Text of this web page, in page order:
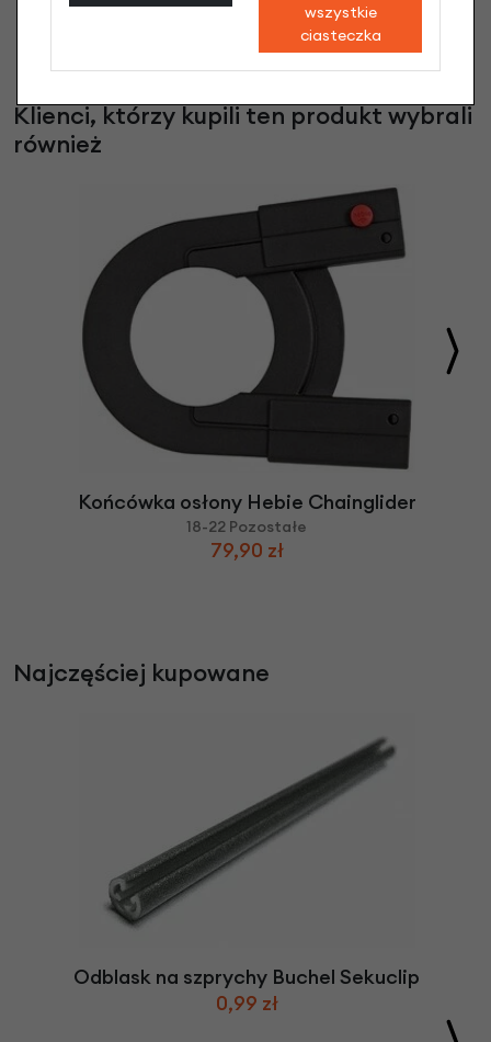
Klienci, którzy kupili ten produkt wybrali
również
Końcówka osłony Hebie Chainglider
18-22 Pozostałe
79,90 zł
Najczęściej kupowane
Odblask na szprychy Buchel Sekuclip
0,99 zł
wszystkie
ciasteczka